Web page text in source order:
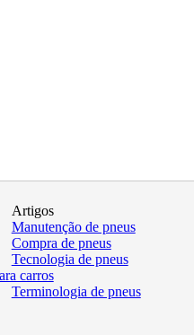
Artigos
Manutenção de pneus
Compra de pneus
Tecnologia de pneus
carros
Terminologia de pneus